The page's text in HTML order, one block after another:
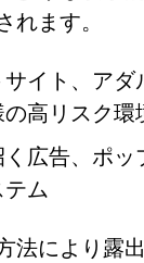
れます。
サイト、ア
の高リスク環
広告、ポッ
ム
法により露